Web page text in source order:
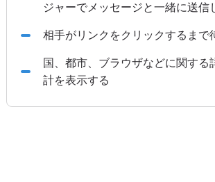
ジャーでメッセージと一緒に送信
相手がリンクをクリックするまで
国、都市、ブラウザなどに関する
計を表示する